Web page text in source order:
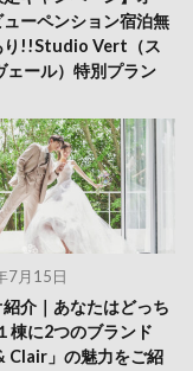
ーペンション宿泊無
り!!Studio Vert（ス
ェール）特別プラン
7月15日
紹介｜あなたはどっち
棟に2つのブランド
Clair」の魅力をご紹